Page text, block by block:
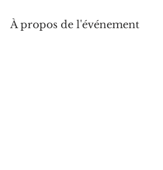
À propos de l'événement